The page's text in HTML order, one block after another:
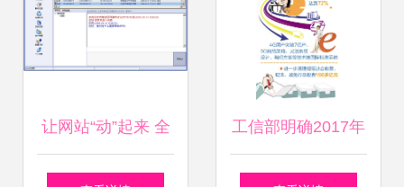
让网站“动”起来 全
面解析首款多媒体
工信部明确2017年
目标 软件销售驱动